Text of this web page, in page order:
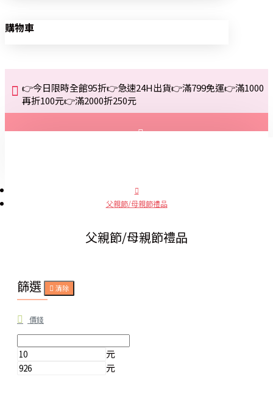
購物車
👉今日限時全館95折👉急速24H出貨👉滿799免運👉滿1000
再折100元👉滿2000折250元
父親節/母親節禮品
父親節/母親節禮品
篩選 清除
價錢
元
元